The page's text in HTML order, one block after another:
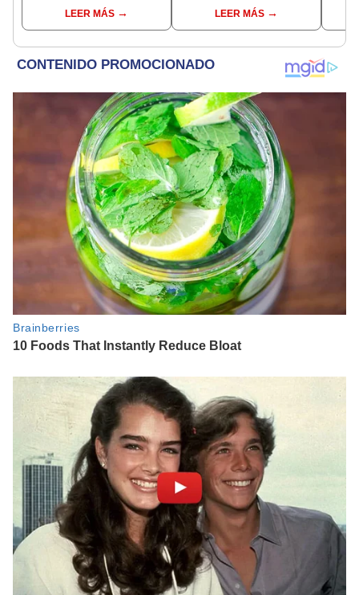
Clausura de la Liga 1
2026
LEER MÁS
partido de la fecha 2
LEER MÁS